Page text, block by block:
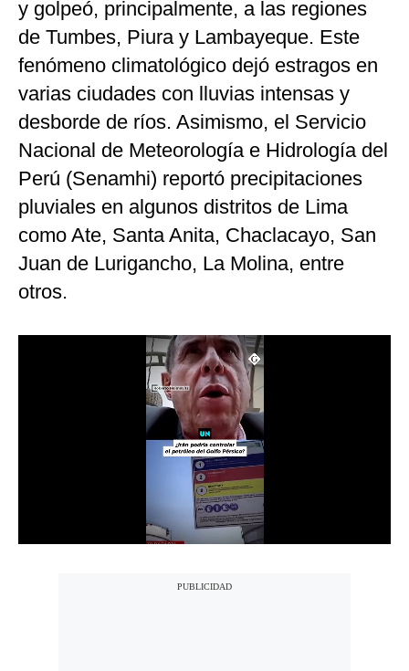
España
Internacional
Club del Suscriptor
Mix
G de Gestión
y golpeó, principalmente, a las regiones
de Tumbes, Piura y Lambayeque. Este
fenómeno climatológico dejó estragos en
varias ciudades con lluvias intensas y
desborde de ríos. Asimismo, el Servicio
Nacional de Meteorología e Hidrología del
Perú (Senamhi) reportó precipitaciones
pluviales en algunos distritos de Lima
como Ate, Santa Anita, Chaclacayo, San
Juan de Lurigancho, La Molina, entre
otros.